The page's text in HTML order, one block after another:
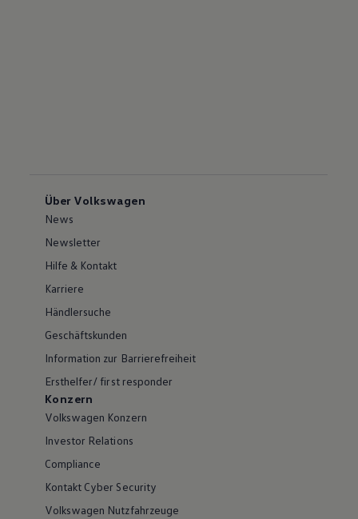
Über Volkswagen
News
Newsletter
Hilfe & Kontakt
Karriere
Händlersuche
Geschäftskunden
Information zur Barrierefreiheit
Ersthelfer/ first responder
Konzern
Volkswagen Konzern
Investor Relations
Compliance
Kontakt Cyber Security
Volkswagen Nutzfahrzeuge